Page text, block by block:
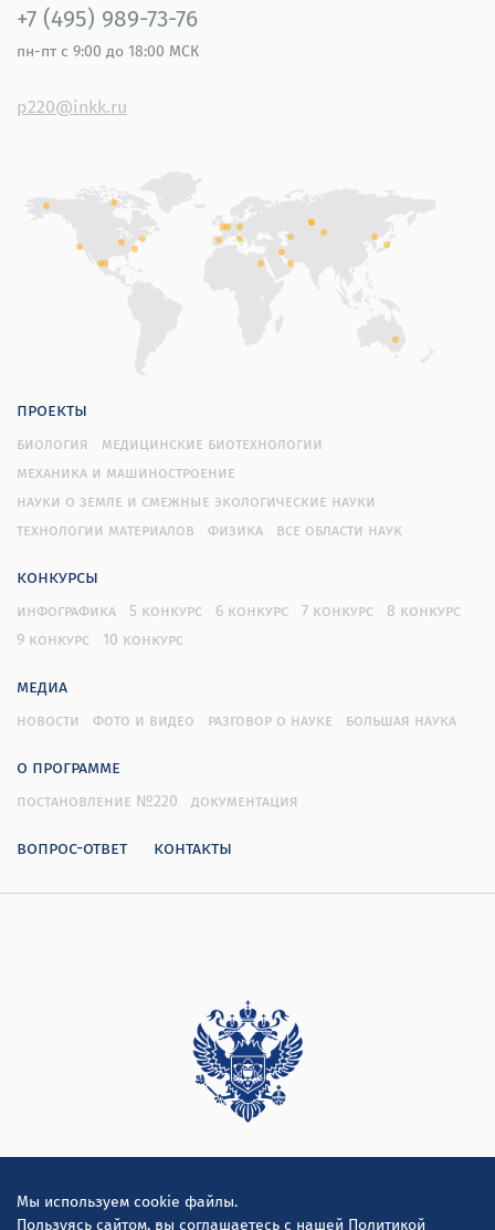
Мы используем cookie файлы.
Пользуясь сайтом, вы соглашаетесь с нашей Политикой
+7 (495) 989-73-76
пн-пт с 9:00 до 18:00 МСК
p220@inkk.ru
проекты
биология
медицинские биотехнологии
механика и машиностроение
науки о земле и смежные экологические науки
технологии материалов
физика все области наук
конкурсы
инфографика 5 конкурс 6 конкурс 7 конкурс
8 конкурс
9 конкурс
10 конкурс
медиа
новости фото и видео разговор о науке большая наука
о программе
постановление №220 документация
вопрос-ответ контакты